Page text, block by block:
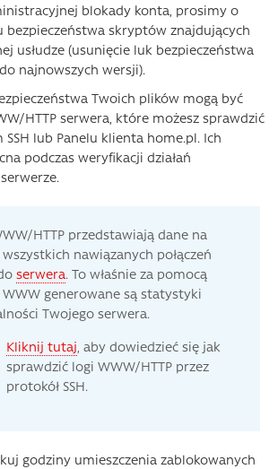
blokady konta, prosimy o
bezpieczeństwa skryptów znajdujących
usłudze (usunięcie luk bezpieczeństwa
najnowszych wersji).
Twoich plików mogą być
HTTP serwera, które możesz sprawdzić
lub Panelu klienta home.pl. Ich
podczas weryfikacji działań
HTTP przedstawiają dane na
nawiązanych połączeń
serwera. To właśnie za pomocą
generowane są statystyki
Twojego serwera.
Kliknij tutaj, aby dowiedzieć się jak
sprawdzić logi WWW/HTTP przez
protokół SSH.
godziny umieszczenia zablokowanych